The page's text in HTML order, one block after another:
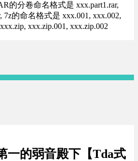
的分卷命名格式是 xxx.part1.rar,
7z的命名格式是 xxx.001, xxx.002,
xxx.zip.001, xxx.zip.002
一的弱音殿下【Tda式